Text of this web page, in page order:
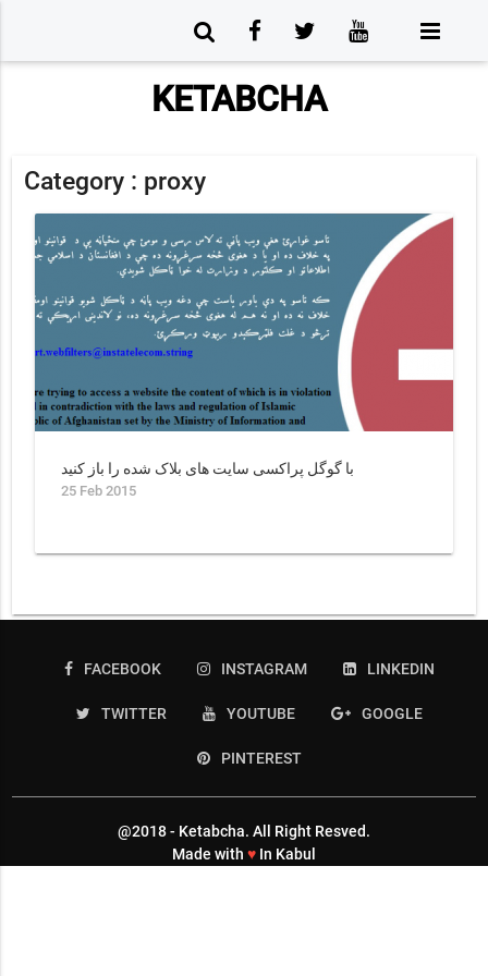
KETABCHA
Category : proxy
با گوگل پراکسی سایت های بلاک شده را باز کنید
25 Feb 2015
FACEBOOK INSTAGRAM LINKEDIN
TWITTER YOUTUBE GOOGLE
PINTEREST
@2018 - Ketabcha. All Right Resved.
Made with ♥ In Kabul